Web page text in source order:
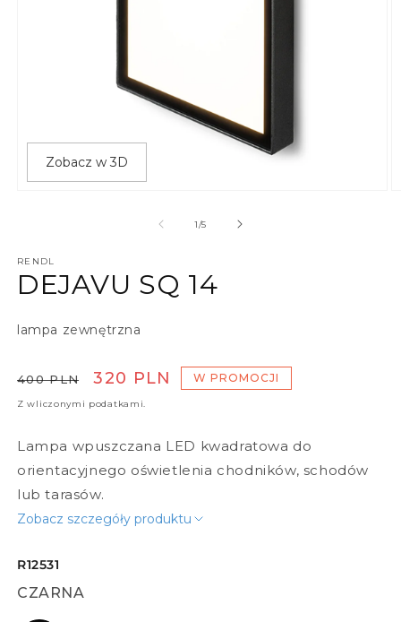
Zobacz w 3D
1/z5
RENDL
DEJAVU SQ 14
lampa zewnętrzna
Cena regularna
400 PLN Cena promocyjna
320 PLN W PROMOCJI
Z wliczonymi podatkami.
Lampa wpuszczana LED kwadratowa do
orientacyjnego oświetlenia chodników, schodów
lub tarasów.
Zobacz szczegóły produktu
R12531
CZARNA